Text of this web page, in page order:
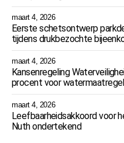
maart 4, 2026
Eerste schetsontwerp
tijdens drukbezochte
maart 4, 2026
Kansenregeling
procent voor
maart 4, 2026
Leefbaarheidsakkoord voor
Nuth ondertekend